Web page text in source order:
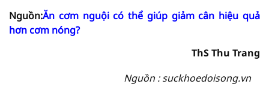
Nguồn:Ăn cơm nguội có thể giúp giảm cân hiệu quả
hơn cơm nóng?
ThS Thu Trang
Nguồn : suckhoedoisong.vn